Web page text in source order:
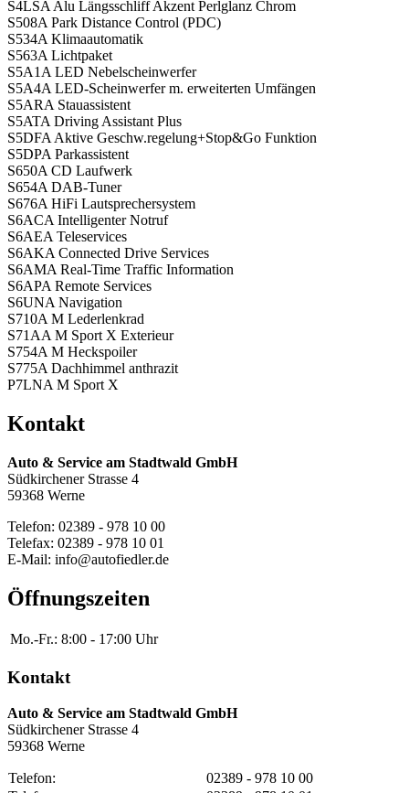
S4LSA Alu Längsschliff Akzent Perlglanz Chrom
S508A Park Distance Control (PDC)
S534A Klimaautomatik
S563A Lichtpaket
S5A1A LED Nebelscheinwerfer
S5A4A LED-Scheinwerfer m. erweiterten Umfängen
S5ARA Stauassistent
S5ATA Driving Assistant Plus
S5DFA Aktive Geschw.regelung+Stop&Go Funktion
S5DPA Parkassistent
S650A CD Laufwerk
S654A DAB-Tuner
S676A HiFi Lautsprechersystem
S6ACA Intelligenter Notruf
S6AEA Teleservices
S6AKA Connected Drive Services
S6AMA Real-Time Traffic Information
S6APA Remote Services
S6UNA Navigation
S710A M Lederlenkrad
S71AA M Sport X Exterieur
S754A M Heckspoiler
S775A Dachhimmel anthrazit
P7LNA M Sport X
Kontakt
Auto & Service am Stadtwald GmbH
Südkirchener Strasse 4
59368 Werne
Telefon: 02389 - 978 10 00
Telefax: 02389 - 978 10 01
E-Mail: info@autofiedler.de
Öffnungszeiten
Mo.-Fr.: 8:00 - 17:00 Uhr
Kontakt
Auto & Service am Stadtwald GmbH
Südkirchener Strasse 4
59368 Werne
Telefon:
02389 - 978 10 00